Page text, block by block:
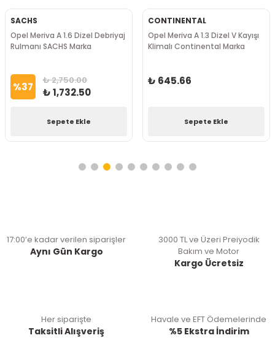
SACHS
Opel Meriva A 1.6 Dizel Debriyaj
Rulmanı SACHS Marka
%37 ₺ 2,750.00
₺ 1,732.50
Sepete Ekle
CONTINENTAL
Opel Meriva A 1.3 Dizel V Kayışı
Klimalı Continental Marka
₺ 645.66
Sepete Ekle
17:00’e kadar verilen siparişler
Aynı Gün Kargo
3000 TL ve Üzeri Preiyodik
Bakım ve Motor
Kargo Ücretsiz
Her siparişte
Taksitli Alışveriş
Havale ve EFT Ödemelerinde
%5 Ekstra İndirim